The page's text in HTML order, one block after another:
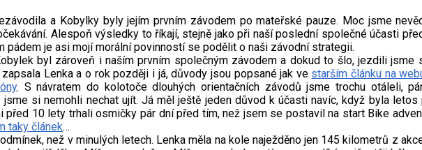
a Kobylky byly jejím prvním závodem po mateřské pauze. Moc jsme
Alespoň výsledky to říkají, stejně jako při naší poslední společné účasti
pádem je asi mojí morální povinností se podělit o naši závodní strategii.
byl zároveň i naším prvním společným závodem a dokud to šlo, jezdili jsme
Lenka a o rok později i já, důvody jsou popsané jak ve starším článku na
. S návratem do kolotoče dlouhých orientačních závodů jsme trochu otáleli,
si nemohli nechat ujít. Já měl ještě jeden důvod k účasti navíc, když byla letos
před 10 lety trhali osmičky pár dní před tím, než jsem se postavil na start Bike
taky článek…
než v minulých letech. Lenka měla na kole naježděno jen 145 kilometrů z